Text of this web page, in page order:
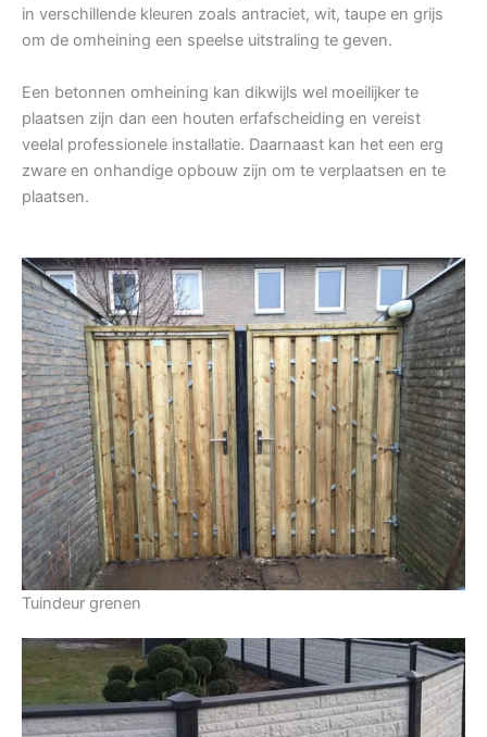
in verschillende kleuren zoals antraciet, wit, taupe en grijs
om de omheining een speelse uitstraling te geven.
Een betonnen omheining kan dikwijls wel moeilijker te
plaatsen zijn dan een houten erfafscheiding en vereist
veelal professionele installatie. Daarnaast kan het een erg
zware en onhandige opbouw zijn om te verplaatsen en te
plaatsen.
Tuindeur grenen